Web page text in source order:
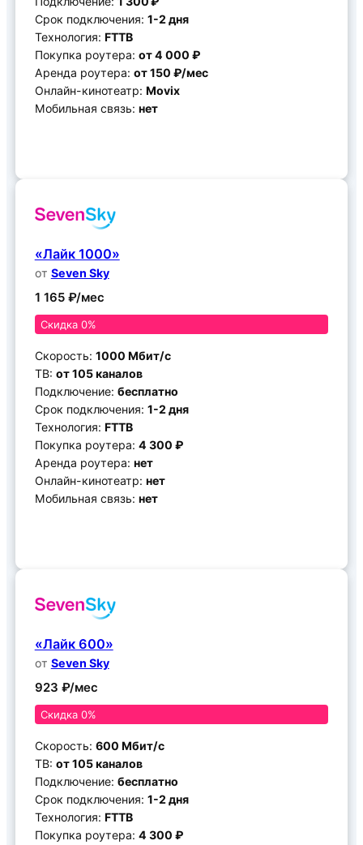
Срок подключения: 1-2 дня
Технология: FTTB
Покупка роутера: от 4 000 ₽
Аренда роутера: от 150 ₽/мес
Онлайн-кинотеатр: Movix
Мобильная связь: нет
«Лайк 1000»
от Seven Sky
1 165 ₽/мес
Скидка 0%
Скорость: 1000 Мбит/с
ТВ: от 105 каналов
Подключение: бесплатно
Срок подключения: 1-2 дня
Технология: FTTB
Покупка роутера: 4 300 ₽
Аренда роутера: нет
Онлайн-кинотеатр: нет
Мобильная связь: нет
«Лайк 600»
от Seven Sky
923 ₽/мес
Скидка 0%
Скорость: 600 Мбит/с
ТВ: от 105 каналов
Подключение: бесплатно
Срок подключения: 1-2 дня
Технология: FTTB
Покупка роутера: 4 300 ₽